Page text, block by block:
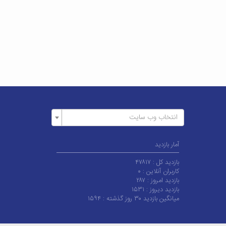
انتخاب وب سایت
آمار بازدید
بازدید کل : ۴۷۸۱۷
کاربران آنلاین : ۰
بازدید امروز : ۲۸۷
بازدید دیروز : ۱۵۳۱
میانگین بازدید ۳۰ روز گذشته :
۱۵۹۴